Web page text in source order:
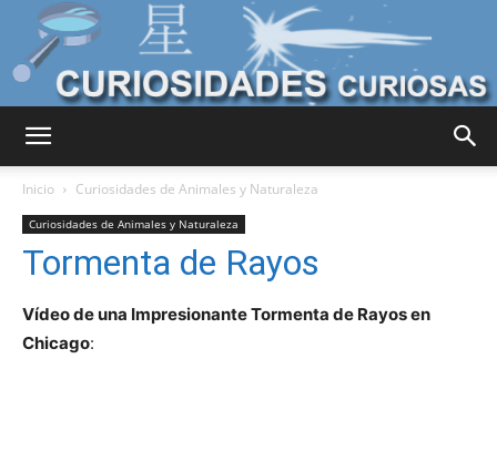
Curiosas
Inicio Curiosidades de Animales y Naturaleza
Curiosidades de Animales y Naturaleza
Tormenta de Rayos
Vídeo de una Impresionante Tormenta de Rayos en
Chicago: